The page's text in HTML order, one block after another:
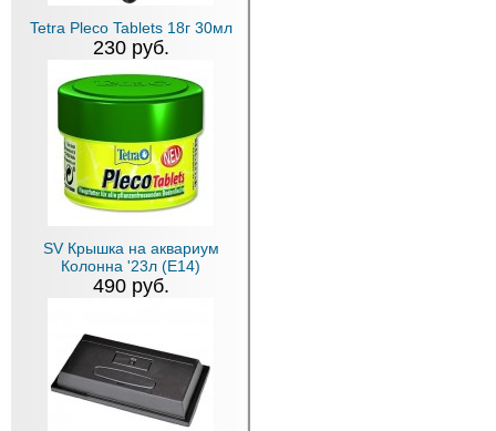
Tetra Pleco Tablets 18г 30мл
230 руб.
SV Крышка на аквариум
Колонна '23л (Е14)
490 руб.